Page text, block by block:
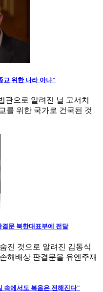
교 위한 나라 아냐"
관으로 알려진 닐 고서치
를 위한 국가로 건국된 것
결문 북한대표부에 전달
진 것으로 알려진 김동식
해배상 판결문을 유엔주재
속에서도 복음은 전해진다"